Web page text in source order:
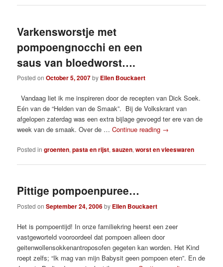
Varkensworstje met
pompoengnocchi en een
saus van bloedworst….
Posted onOctober 5, 2007by Ellen Bouckaert
Vandaag liet ik me inspireren door de recepten van Dick Soek.
Eén van de “Helden van de Smaak”. Bij de Volkskrant van
afgelopen zaterdag was een extra bijlage gevoegd ter ere van de
week van de smaak. Over de …Continue reading →
Posted in groenten,pasta en rijst,sauzen,worst en vleeswaren
Pittige pompoenpuree…
Posted onSeptember 24, 2006by Ellen Bouckaert
Het is pompoentijd! In onze familiekring heerst een zeer
vastgeworteld vooroordeel dat pompoen alleen door
geitenwollensokkenantroposofen gegeten kan worden. Het Kind
roept zelfs; “Ik mag van mijn Babysit geen pompoen eten”. En de